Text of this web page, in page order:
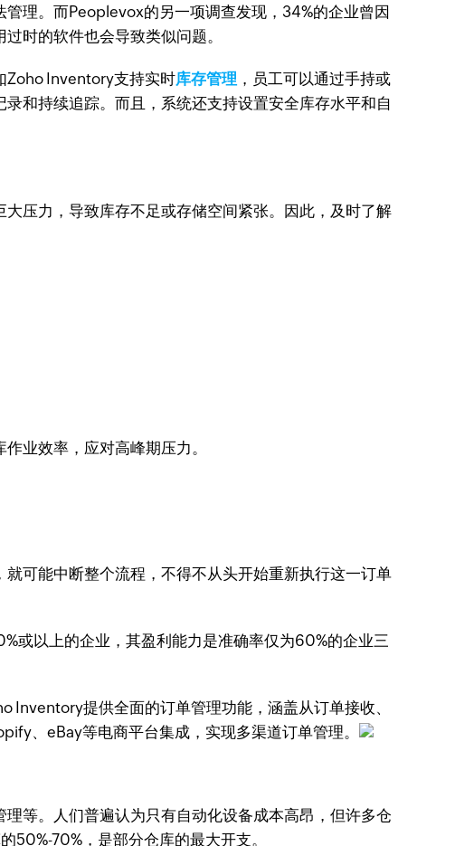
理。而Peoplevox的另一项调查发现，34%的企业曾因
时的软件也会导致类似问题。
Zoho Inventory支持实时库存管理 ，员工可以通过手持或
和持续追踪。而且，系统还支持设置安全库存水平和自
压力，导致库存不足或存储空间紧张。因此，及时了解
业效率，应对高峰期压力。​
可能中断整个流程，不得不从头开始重新执行这一订单
或以上的企业，其盈利能力是准确率仅为60%的企业三
Inventory提供全面的订单管理功能，涵盖从订单接收、
、eBay等电商平台集成，实现多渠道订单管理。​
等。人们普遍认为只有自动化设备成本高昂，但许多仓
50%-70%，是部分仓库的最大开支。